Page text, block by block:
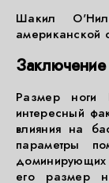
Шакил
американской
Заключение
Размер
интересный
влияния на
параметры
его размер